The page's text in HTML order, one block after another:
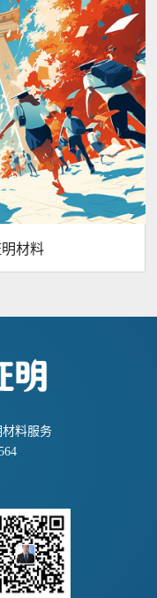
材料
料服务